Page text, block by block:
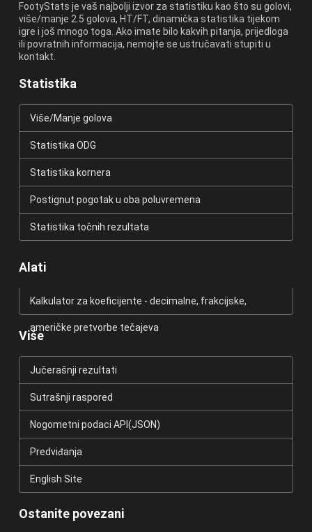
FootyStats je vaš najbolji izvor za statistiku kao što su golovi,
više/manje 2.5 golova, HT/FT, dinamička statistika tijekom
igre i još mnogo toga. Ako imate bilo kakvih pitanja, prijedloga
ili povratnih informacija, nemojte se ustručavati stupiti u
kontakt.
Statistika
Više/Manje golova
Statistika ODG
Statistika kornera
Postignut pogotak u oba poluvremena
Statistika točnih rezultata
Alati
Kalkulator za koeficijente - decimalne, frakcijske,
američke pretvorbe tečajeva
Više
Jučerašnji rezultati
Sutrašnji raspored
Nogometni podaci API(JSON)
Predviđanja
English Site
Ostanite povezani